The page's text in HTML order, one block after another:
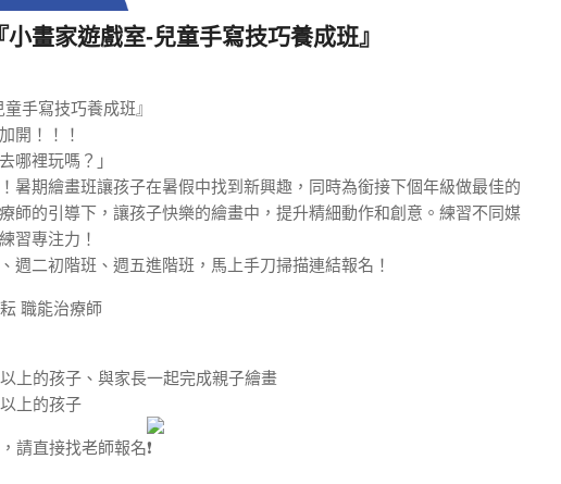
畫家遊戲室-兒童手寫技巧養成班』
手寫技巧養成班』
開！！！
哪裡玩嗎？」
暑期繪畫班讓孩子在暑假中找到新興趣，同時為銜接下個年級做最佳的
師的引導下，讓孩子快樂的繪畫中，提升精細動作和創意。練習不同媒
習專注力！
週二初階班、週五進階班，馬上手刀掃描連結報名！
職能治療師
上的孩子、與家長一起完成親子繪畫
上的孩子
請直接找老師報名